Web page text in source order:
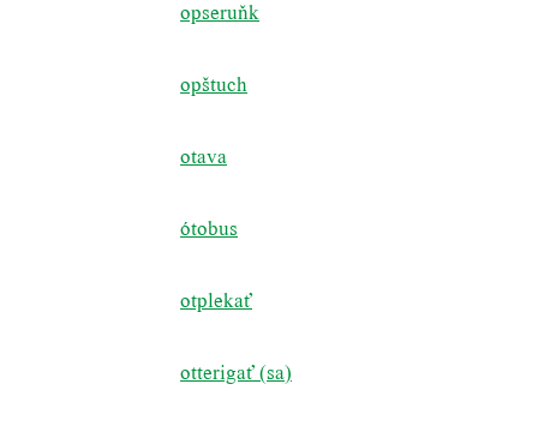
opseruňk
opštuch
otava
ótobus
otplekať
otterigať (sa)